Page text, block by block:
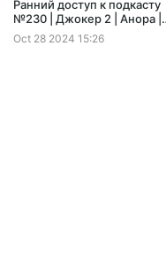
Ранний доступ к подкасту
№230 | Джокер 2 | Анора |
Оглянись
Oct 28 2024 15:26